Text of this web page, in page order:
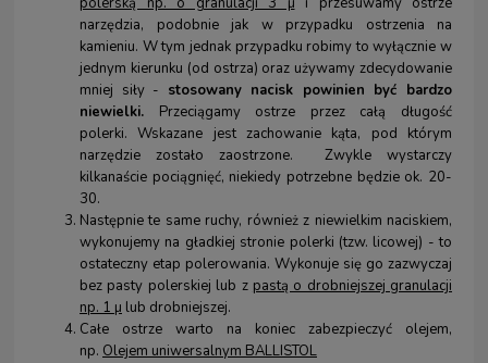
narzędzia, podobnie jak w przypadku ostrzenia na
kamieniu. W tym jednak przypadku robimy to wyłącznie w
jednym kierunku (od ostrza) oraz używamy zdecydowanie
mniej siły - stosowany nacisk powinien być bardzo
niewielki. Przeciągamy ostrze przez całą długość
polerki. Wskazane jest zachowanie kąta, pod którym
narzędzie zostało zaostrzone. Zwykle wystarczy
kilkanaście pociągnięć, niekiedy potrzebne będzie ok. 20-
30.
Następnie te same ruchy, również z niewielkim naciskiem,
wykonujemy na gładkiej stronie polerki (tzw. licowej) - to
ostateczny etap polerowania. Wykonuje się go zazwyczaj
bez pasty polerskiej lub z pastą o drobniejszej granulacji
np. 1 µ lub drobniejszej.
Całe ostrze warto na koniec zabezpieczyć olejem,
np. Olejem uniwersalnym BALLISTOL